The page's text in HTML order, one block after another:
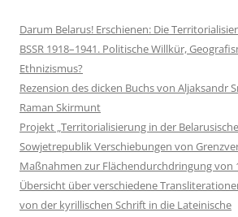
Darum Belarus! Erschienen: Die
BSSR 1918–1941. Politische Willkür,
Ethnizismus?
Rezension des dicken Buchs von Aljaksandr
Raman Skirmunt
Projekt „Territorialisierung in der
Sowjetrepublik Verschiebungen von
Maßnahmen zur Flächendurchdringung von
Übersicht über verschiedene
von der kyrillischen Schrift in die Lateinische